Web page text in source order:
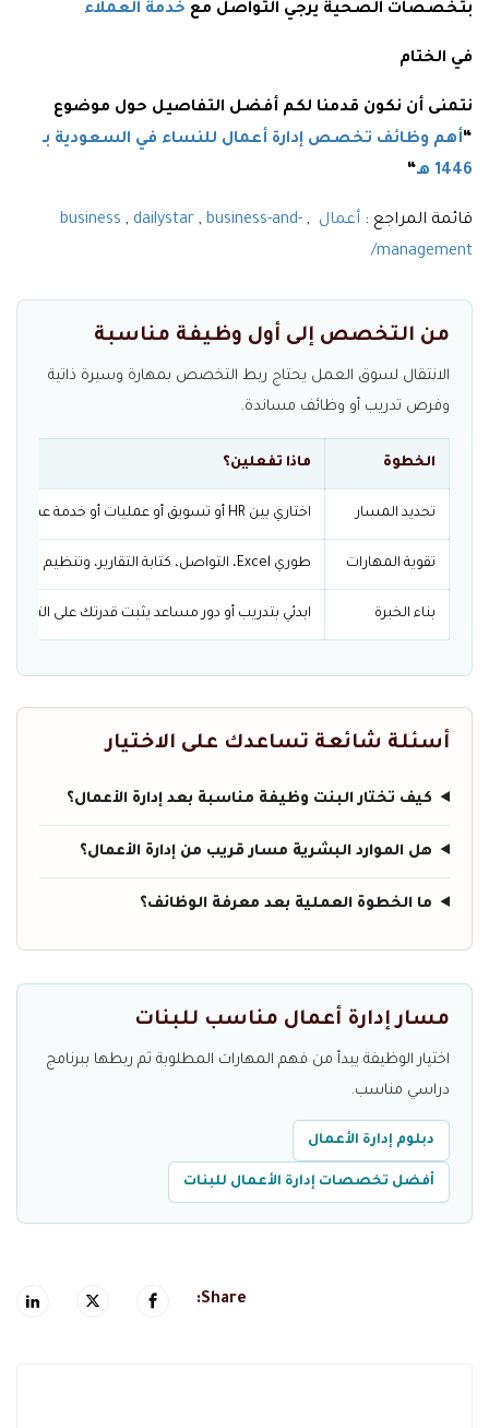
بتخصصات الصحية يرجي التواصل مع خدمة العملاء
في الختام
نتمنى أن نكون قدمنا لكم أفضل التفاصيل حول موضوع
“أهم وظائف تخصص إدارة أعمال للنساء في السعودية بـ
1446 هـ
“
قائمة المراجع : أعمال ,
business , dailystar , business-and-
management/
من التخصص إلى أول وظيفة مناسبة
الانتقال لسوق العمل يحتاج ربط التخصص بمهارة وسيرة ذاتية
وفرص تدريب أو وظائف مساندة.
الخطوة ماذا تفعلين؟
تحديد المسار اختاري بين HR أو تسويق أو عمليات أو خدمة عملاء حسب ميولك.
تقوية المهارات طوري Excel، التواصل، كتابة التقارير، وتنظيم المهام.
بناء الخبرة ابدئي بتدريب أو دور مساعد يثبت قدرتك على
أسئلة شائعة تساعدك على الاختيار
كيف تختار البنت وظيفة مناسبة بعد إدارة الأعمال؟
هل الموارد البشرية مسار قريب من إدارة الأعمال؟
ما الخطوة العملية بعد معرفة الوظائف؟
مسار إدارة أعمال مناسب للبنات
اختيار الوظيفة يبدأ من فهم المهارات المطلوبة ثم ربطها ببرنامج
دراسي مناسب.
دبلوم إدارة الأعمال
أفضل تخصصات إدارة الأعمال للبنات
Share: